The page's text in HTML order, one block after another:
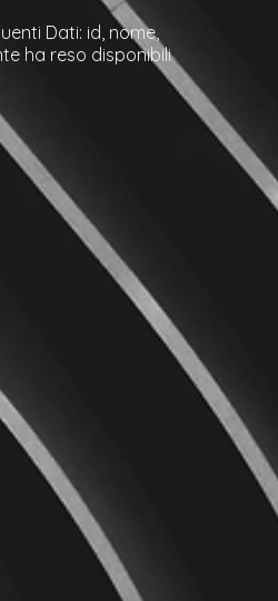
Dati: id, nome,
ha reso disponibili